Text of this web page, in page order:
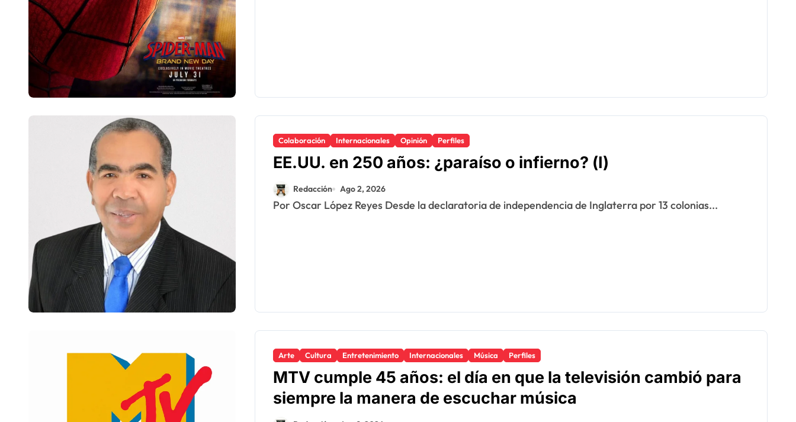
Colaboración Internacionales Opinión Perfiles
EE.UU. en 250 años: ¿paraíso o infierno? (I)
Redacción Ago 2, 2026
Por Oscar López Reyes Desde la declaratoria de independencia de Inglaterra por 13 colonias...
Arte Cultura Entretenimiento Internacionales Música Perfiles
MTV cumple 45 años: el día en que la televisión cambió para
siempre la manera de escuchar música